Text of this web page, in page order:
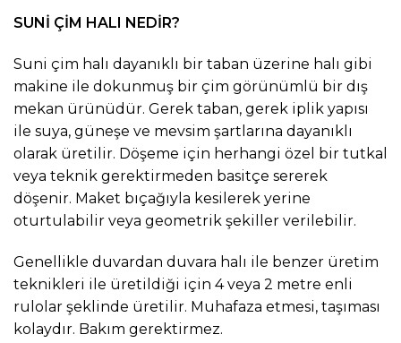
SUNİ ÇİM HALI NEDİR?
Suni çim halı dayanıklı bir taban üzerine halı gibi
makine ile dokunmuş bir çim görünümlü bir dış
mekan ürünüdür. Gerek taban, gerek iplik yapısı
ile suya, güneşe ve mevsim şartlarına dayanıklı
olarak üretilir. Döşeme için herhangi özel bir tutkal
veya teknik gerektirmeden basitçe sererek
döşenir. Maket bıçağıyla kesilerek yerine
oturtulabilir veya geometrik şekiller verilebilir.
Genellikle duvardan duvara halı ile benzer üretim
teknikleri ile üretildiği için 4 veya 2 metre enli
rulolar şeklinde üretilir. Muhafaza etmesi, taşıması
kolaydır. Bakım gerektirmez.